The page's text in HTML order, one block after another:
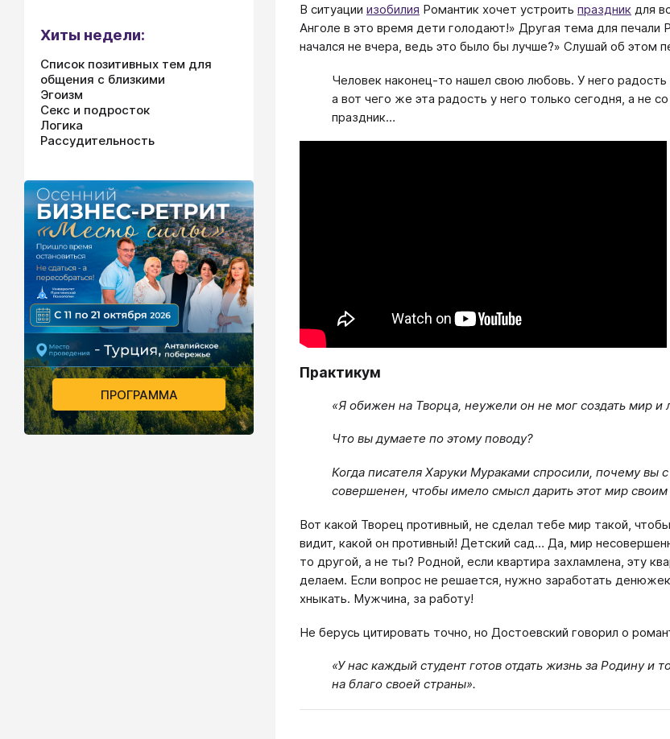
В ситуации изобилия Романтик хочет устроить праздник для
Анголе в это время дети голодают!» Другая тема для печали
начался не вчера, ведь это было бы лучше?» Слушай об этом
Человек наконец-то нашел свою любовь. У него
а вот чего же эта радость у него только сегодня, а не
праздник…
Практикум
«Я обижен на Творца, неужели он не мог создать мир
Что вы думаете по этому поводу?
Когда писателя Харуки Мураками спросили, почему вы
совершенен, чтобы имело смысл дарить этот мир
Вот какой Творец противный, не сделал тебе мир такой,
видит, какой он противный! Детский сад… Да, мир
то другой, а не ты? Родной, если квартира захламлена, эту
делаем. Если вопрос не решается, нужно заработать
хныкать. Мужчина, за работу!
Не берусь цитировать точно, но Достоевский говорил о
«У нас каждый студент готов отдать жизнь за Родину
на благо своей страны».
Хиты недели:
Список позитивных тем для
общения с близкими
Эгоизм
Секс и подросток
Логика
Рассудительность
ПРОГРАММА